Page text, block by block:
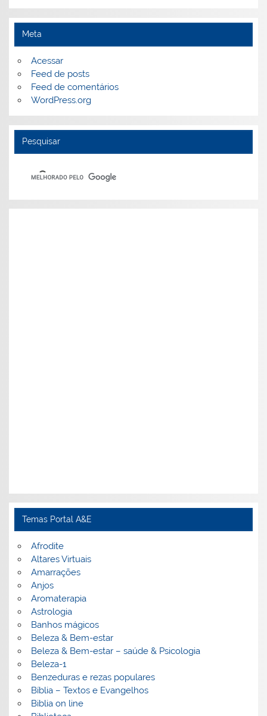
Meta
Acessar
Feed de posts
Feed de comentários
WordPress.org
Pesquisar
Temas Portal A&E
Afrodite
Altares Virtuais
Amarrações
Anjos
Aromaterapia
Astrologia
Banhos mágicos
Beleza & Bem-estar
Beleza & Bem-estar – saúde & Psicologia
Beleza-1
Benzeduras e rezas populares
Bíblia – Textos e Evangelhos
Biblia on line